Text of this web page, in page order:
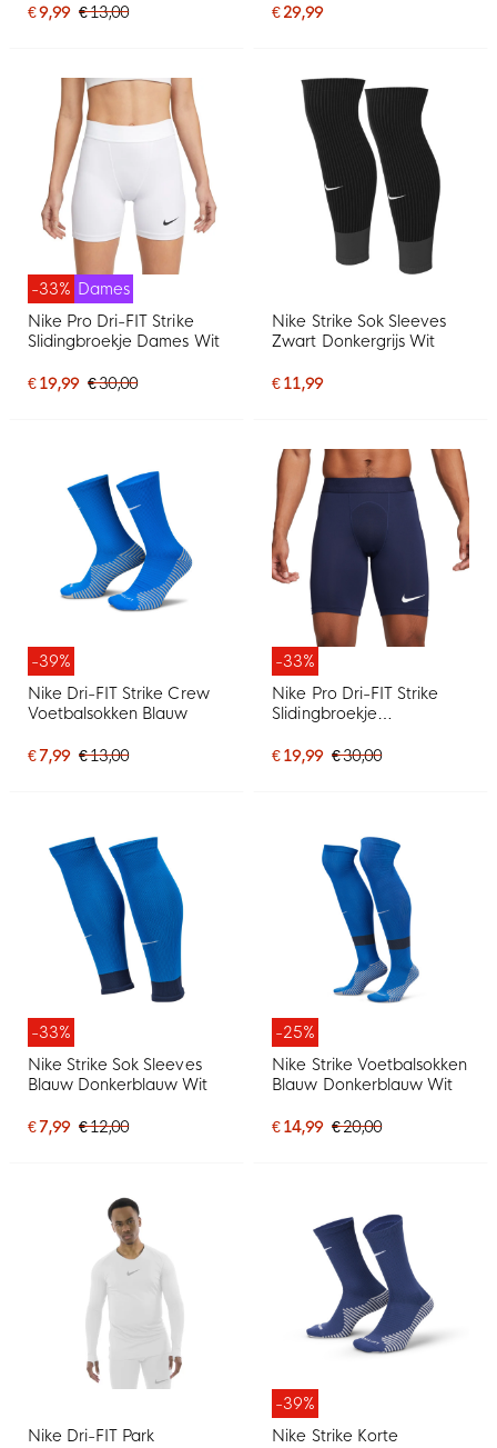
€ 9,99 € 13,00 € 29,99
-33% Dames
Nike Pro Dri-FIT Strike
Slidingbroekje Dames Wit
€ 19,99 € 30,00
Nike Strike Sok Sleeves
Zwart Donkergrijs Wit
€ 11,99
-39%
Nike Dri-FIT Strike Crew
Voetbalsokken Blauw
€ 7,99 € 13,00
-33%
Nike Pro Dri-FIT Strike
Slidingbroekje
€ 19,99 € 30,00
-33%
Nike Strike Sok Sleeves
Blauw Donkerblauw Wit
€ 7,99 € 12,00
-25%
Nike Strike Voetbalsokken
Blauw Donkerblauw Wit
€ 14,99 € 20,00
Nike Dri-FIT Park
-39%
Nike Strike Korte